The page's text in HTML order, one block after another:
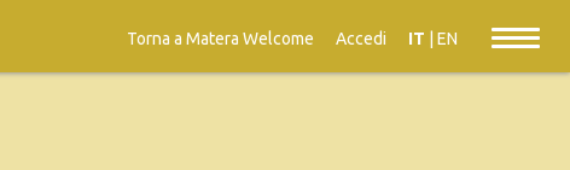
Torna a Matera Welcome Accedi IT EN